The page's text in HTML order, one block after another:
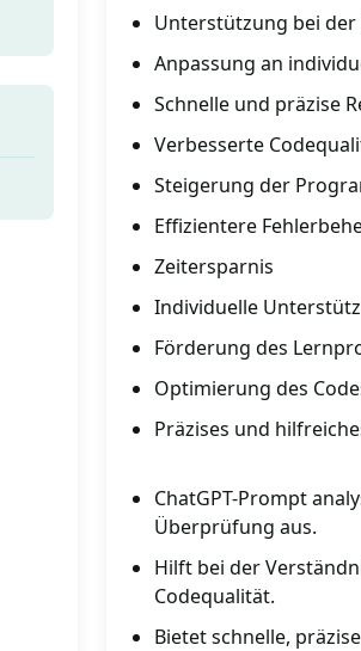
Unterstützung bei
Anpassung an
Schnelle und präzise
Verbesserte
Steigerung der
Effizientere
Zeitersparnis
Individuelle
Förderung des
Optimierung des
Präzises und
ChatGPT-Prompt
Überprüfung aus.
Hilft bei der
Codequalität.
Bietet schnelle,